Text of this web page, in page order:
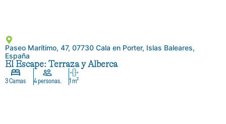
Paseo Marítimo, 47, 07730 Cala en Porter, Islas Baleares,
España
El Escape: Terraza y Alberca
3 Camas 4 personas. 1 m²